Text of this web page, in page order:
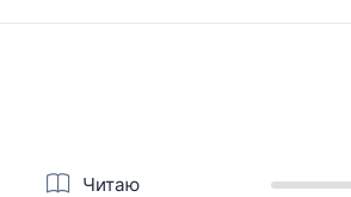
Читаю